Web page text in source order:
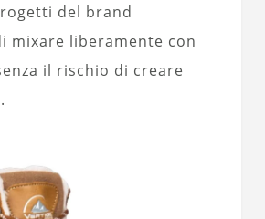
del brand
mixare liberamente con
il rischio di creare